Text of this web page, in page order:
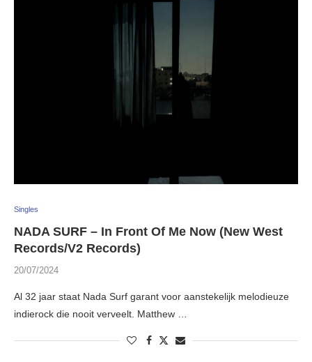
Singles
NADA SURF – In Front Of Me Now (New West
Records/V2 Records)
20/07/2024
Al 32 jaar staat Nada Surf garant voor aanstekelijk melodieuze
indierock die nooit verveelt. Matthew …